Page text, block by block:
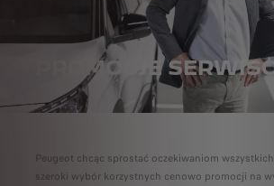
PROMOCJE
Peugeot chcąc sprostać oczekiwaniom
szeroki wybór korzystnych cenowo promocji na